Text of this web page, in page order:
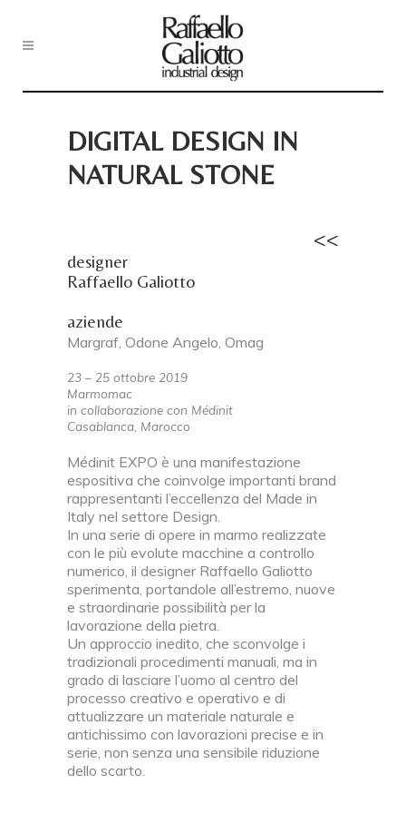
DIGITAL DESIGN IN
NATURAL STONE
<<
designer
Raffaello Galiotto
aziende
Margraf, Odone Angelo, Omag
23 – 25 ottobre 2019
Marmomac
in collaborazione con Médinit
Casablanca, Marocco
Médinit EXPO è una manifestazione
espositiva che coinvolge importanti brand
rappresentanti l’eccellenza del Made in
Italy nel settore Design.
In una serie di opere in marmo realizzate
con le più evolute macchine a controllo
numerico, il designer Raffaello Galiotto
sperimenta, portandole all’estremo, nuove
e straordinarie possibilità per la
lavorazione della pietra.
Un approccio inedito, che sconvolge i
tradizionali procedimenti manuali, ma in
grado di lasciare l’uomo al centro del
processo creativo e operativo e di
attualizzare un materiale naturale e
antichissimo con lavorazioni precise e in
serie, non senza una sensibile riduzione
dello scarto.